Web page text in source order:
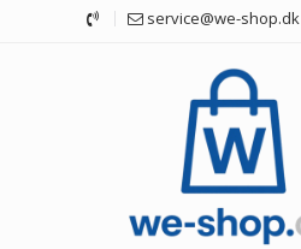
service@we-shop.dk